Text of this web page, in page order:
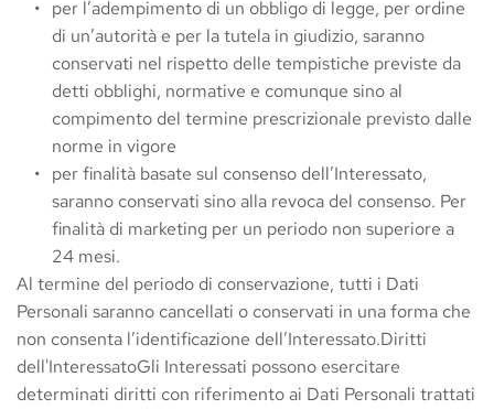
per l’adempimento di un obbligo di legge, per ordine
di un’autorità e per la tutela in giudizio, saranno
conservati nel rispetto delle tempistiche previste da
detti obblighi, normative e comunque sino al
compimento del termine prescrizionale previsto dalle
norme in vigore
per finalità basate sul consenso dell’Interessato,
saranno conservati sino alla revoca del consenso. Per
finalità di marketing per un periodo non superiore a
24 mesi.
Al termine del periodo di conservazione, tutti i Dati
Personali saranno cancellati o conservati in una forma che
non consenta l’identificazione dell’Interessato.Diritti
dell'InteressatoGli Interessati possono esercitare
determinati diritti con riferimento ai Dati Personali trattati